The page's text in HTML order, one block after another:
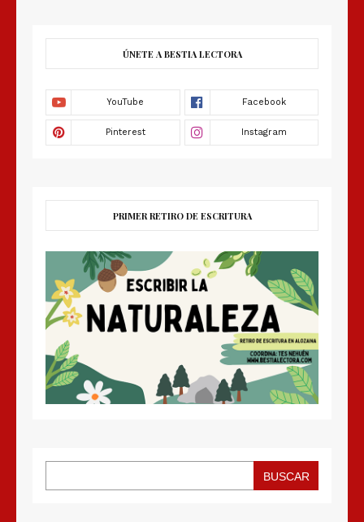
ÚNETE A BESTIA LECTORA
PRIMER RETIRO DE ESCRITURA
BUSCAR